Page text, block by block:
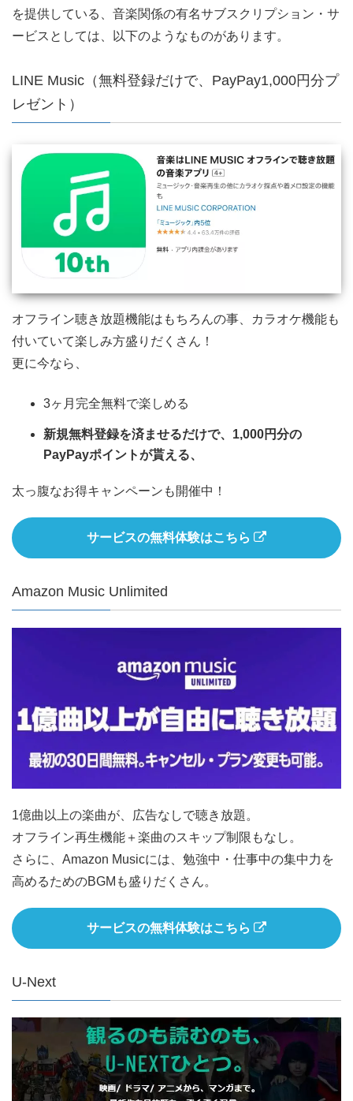
を提供している、音楽関係の有名サブスクリプション・サ
ービスとしては、以下のようなものがあります。
LINE Music（無料登録だけで、PayPay1,000円分プ
レゼント）
オフライン聴き放題機能はもちろんの事、カラオケ機能も
付いていて楽しみ方盛りだくさん！
更に今なら、
3ヶ月完全無料で楽しめる
新規無料登録を済ませるだけで、1,000円分の
PayPayポイントが貰える、
太っ腹なお得キャンペーンも開催中！
サービスの無料体験はこちら
Amazon Music Unlimited
1億曲以上の楽曲が、広告なしで聴き放題。
オフライン再生機能＋楽曲のスキップ制限もなし。
さらに、Amazon Musicには、勉強中・仕事中の集中力を
高めるためのBGMも盛りだくさん。
サービスの無料体験はこちら
U-Next